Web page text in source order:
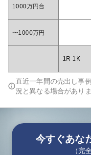
1000万円台
〜1000万円
1R 1K
直近一年間の売出し事
況と異なる場合がありま
今すぐあな
（完